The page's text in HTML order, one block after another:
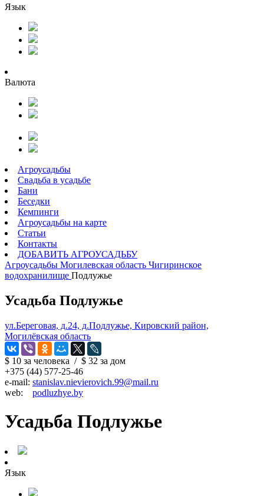
Язык
Валюта
Агроусадьбы
Свадьба в усадьбе
Бани
Беседки
Кемпинги
Агроусадьбы на карте
Статьи
Контакты
ДОБАВИТЬ АГРОУСАДЬБУ
Агроусадьбы Могилевская область Чигиринское
водохранилище Подлужье
Усадьба Подлужье
ул.Береговая, д.24, д.Подлужье, Кировский район,
Могилёвская область
$ 10 за человека / $ 32 за дом
+375 (44) 577-25-46
e-mail: stanislav.nievierovich.99@mail.ru
web: podluzhye.by
Усадьба Подлужье
Язык